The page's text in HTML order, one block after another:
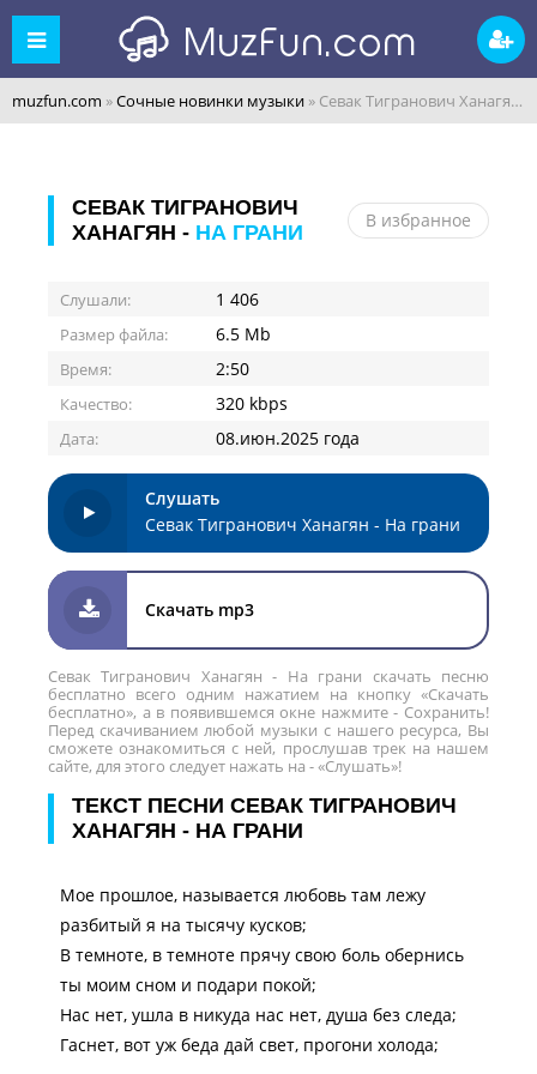
muzfun.com »Сочные новинки музыки » Севак Тигранович Ханагян - На грани
СЕВАК ТИГРАНОВИЧ
ХАНАГЯН - НА ГРАНИ
В избранное
Слушали: 1 406
Размер файла: 6.5 Mb
Время: 2:50
Качество: 320 kbps
Дата: 08.июн.2025 года
Слушать
Севак Тигранович Ханагян - На грани
Скачать mp3
Севак Тигранович Ханагян - На грани скачать песню
бесплатно всего одним нажатием на кнопку «Скачать
бесплатно», а в появившемся окне нажмите - Сохранить!
Перед скачиванием любой музыки с нашего ресурса, Вы
сможете ознакомиться с ней, прослушав трек на нашем
сайте, для этого следует нажать на - «Слушать»!
ТЕКСТ ПЕСНИ СЕВАК ТИГРАНОВИЧ
ХАНАГЯН - НА ГРАНИ
Мое прошлое, называется любовь там лежу
разбитый я на тысячу кусков;
В темноте, в темноте прячу свою боль обернись
ты моим сном и подари покой;
Нас нет, ушла в никуда нас нет, душа без следа;
Гаснет, вот уж беда дай свет, прогони холода;